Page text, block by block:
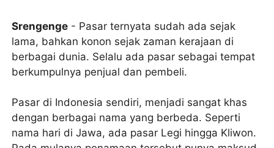
Srengenge - Pasar ternyata sudah ada sejak
lama, bahkan konon sejak zaman kerajaan di
berbagai dunia. Selalu ada pasar sebagai tempat
berkumpulnya penjual dan pembeli.
Pasar di Indonesia sendiri, menjadi sangat khas
dengan berbagai nama yang berbeda. Seperti
nama hari di Jawa, ada pasar Legi hingga Kliwon.